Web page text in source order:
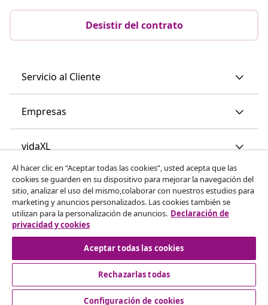
Desistir del contrato
Servicio al Cliente
Empresas
vidaXL
Descubre mas
© 2008-2026 vidaXL www.vidaxl.es es una página web de
vidaXL Marketplace International B.V.
Al hacer clic en “Aceptar todas las cookies”, usted acepta que las
cookies se guarden en su dispositivo para mejorar la navegación del
sitio, analizar el uso del mismo,colaborar con nuestros estudios para
marketing y anuncios personalizados. Las cookies también se
utilizan para la personalización de anuncios. Declaración de
privacidad y cookies
Aceptar todas las cookies
Rechazarlas todas
Configuración de cookies